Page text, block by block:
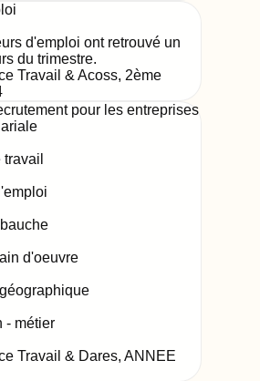
d'emploi ont retrouvé un
du trimestre.
Travail & Acoss, 2ème
pour les entreprises
d'oeuvre
- métier
Travail & Dares, ANNEE